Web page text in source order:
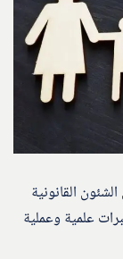
القانونية
علمية وعملية